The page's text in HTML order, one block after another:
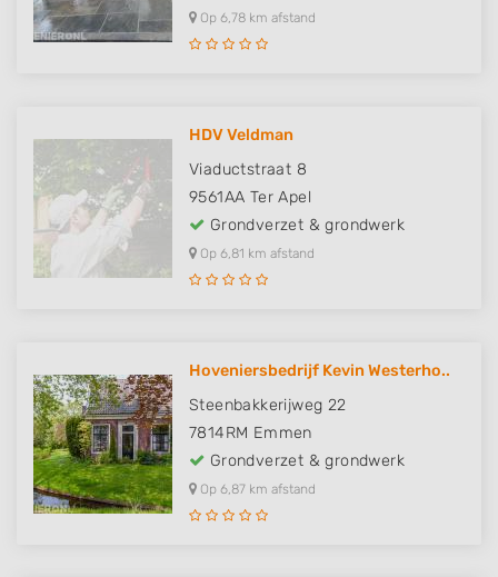
Op 6,78 km afstand
HDV Veldman
Viaductstraat 8
9561AA Ter Apel
Grondverzet & grondwerk
Op 6,81 km afstand
Hoveniersbedrijf Kevin Westerho..
Steenbakkerijweg 22
7814RM Emmen
Grondverzet & grondwerk
Op 6,87 km afstand